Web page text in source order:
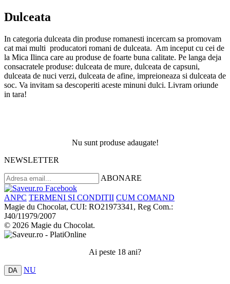
Dulceata
In categoria dulceata din produse romanesti incercam sa promovam
cat mai multi producatori romani de dulceata. Am inceput cu cei de
la Mica Ilinca care au produse de foarte buna calitate. Pe langa deja
consacratele produse: dulceata de mure, dulceata de capsuni,
dulceata de nuci verzi, dulceata de afine, impreioneaza si dulceata de
soc. Va invitam sa descoperiti aceste minuni dulci. Livram oriunde
in tara!
Nu sunt produse adaugate!
NEWSLETTER
ABONARE
ANPC TERMENI SI CONDITII CUM COMAND
Magie du Chocolat, CUI: RO21973341, Reg Com.:
J40/11979/2007
© 2026 Magie du Chocolat.
Ai peste 18 ani?
DA NU